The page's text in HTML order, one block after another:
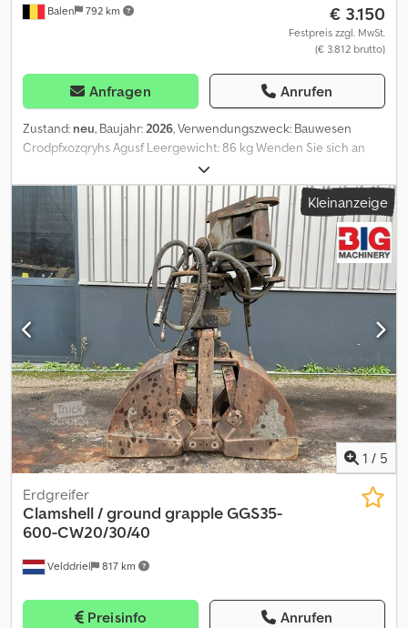
Balen 792 km € 3.150
Festpreis zzgl. MwSt.
(€ 3.812 brutto)
Anfragen Anrufen
Zustand: neu, Baujahr:2026, Verwendungszweck: Bauwesen
Crodpfxozqryhs Agusf Leergewicht: 86 kg Wenden Sie sich an
Geert Geuens, um weitere Informationen zu erhalten.
Kleinanzeige
1 / 5
Velddriel 817 km
Erdgreifer
Clamshell / ground grapple GGS35-
600-CW20/30/40
Preisinfo Anrufen